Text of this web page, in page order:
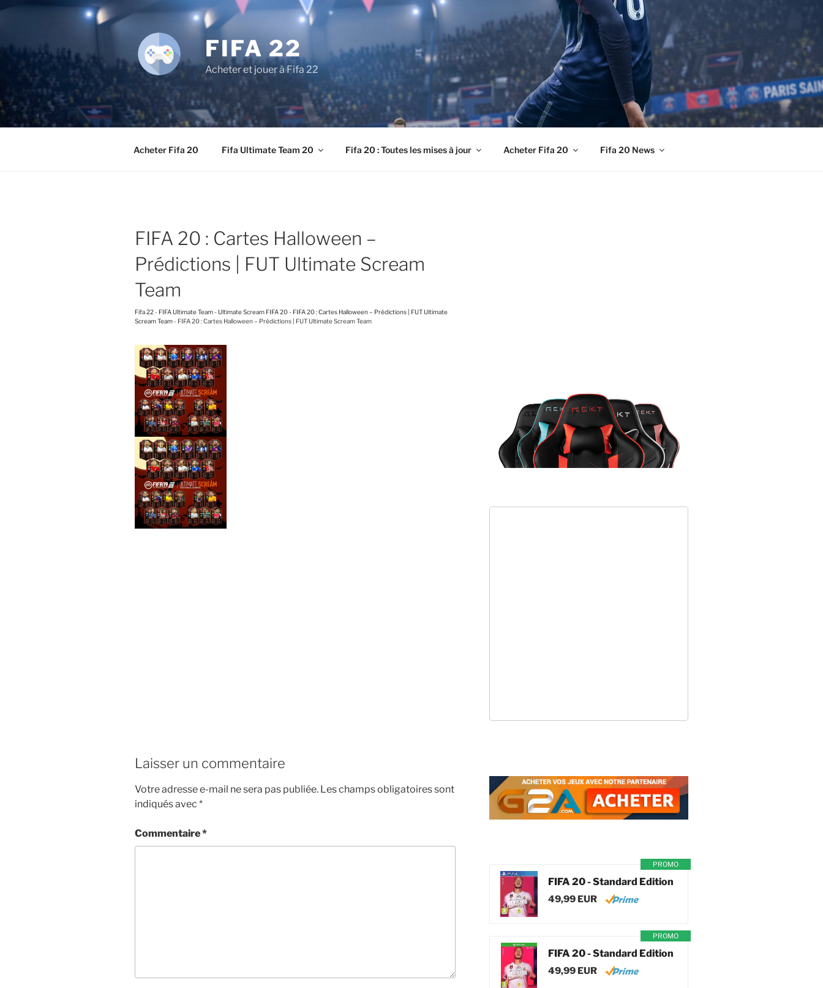
principal
FIFA 22
Acheter et jouer à Fifa 22
Acheter Fifa 20 Fifa Ultimate Team 20 Fifa 20 : Toutes les mises à jour Acheter Fifa 20 Fifa 20 News
FIFA 20 : Cartes Halloween –
Prédictions | FUT Ultimate Scream
Team
Fifa 22- FIFA Ultimate Team- Ultimate Scream FIFA 20- FIFA 20 : Cartes Halloween – Prédictions | FUT Ultimate
Scream Team- FIFA 20 : Cartes Halloween – Prédictions | FUT Ultimate Scream Team
Laisser un commentaire
Votre adresse e-mail ne sera pas publiée. Les champs obligatoires sont
indiqués avec *
Commentaire*
PROMO
FIFA 20 - Standard Edition
49,99 EUR
PROMO
FIFA 20 - Standard Edition
49,99 EUR